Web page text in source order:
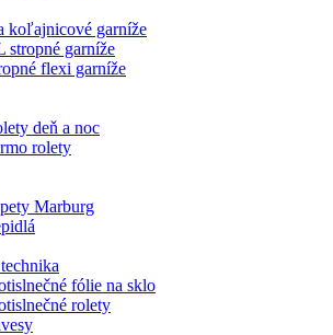
koľajnicové garníže
stropné garníže
flexi garníže
deň a noc
rolety
Marburg
fólie na sklo
rolety